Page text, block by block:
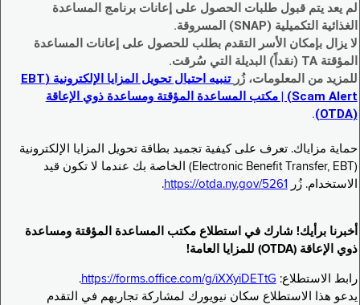
لم يعد يتم قبول طلبات الحصول على إعانات برنامج المساعدة
الغذائية التكميلية (SNAP) المسروقة.
لا يزال بإمكان الأسر التقدم بطلب للحصول على إعانات المساعدة
المؤقتة TA (نقداً) البديلة التي سُرقت.
للمزيد من المعلومات، زُر
تنبيه احتيال تحويل المزايا الإلكترونية (EBT
Scam Alert) | مكتب المساعدة المؤقتة ومساعدة ذوي الإعاقة
(OTDA)
.
حماية مزاياك. تعرف على كيفية تجميد بطاقة تحويل المزايا الإلكترونية
(Electronic Benefit Transfer, EBT) الخاصة بك عندما لا تكون قيد
الاستخدام. زُر
https://otda.ny.gov/5261
.
أخبرنا برأيك! شارك في استطلاع مكتب المساعدة المؤقتة ومساعدة
ذوي الإعاقة (OTDA) للمزايا العامة!
رابط الاستطلاع: https://forms.office.com/g/iXXyiDETtG
.
يدعو هذا الاستطلاع سكان نيويورك لمشاركة تجاربهم في التقدم